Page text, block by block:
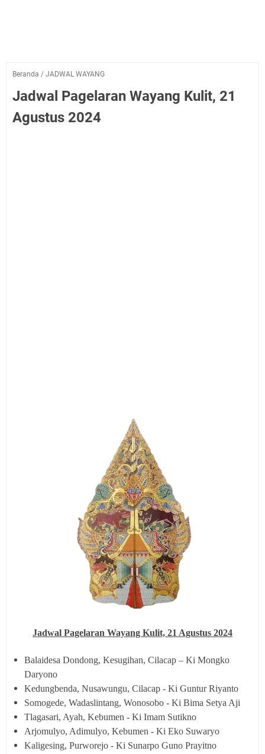
Beranda / JADWAL WAYANG
Jadwal Pagelaran Wayang Kulit, 21
Agustus 2024
Jadwal Pagelaran Wayang Kulit, 21 Agustus 2024
Balaidesa Dondong, Kesugihan, Cilacap – Ki Mongko
Daryono
Kedungbenda, Nusawungu, Cilacap - Ki Guntur Riyanto
Somogede, Wadaslintang, Wonosobo - Ki Bima Setya Aji
Tlagasari, Ayah, Kebumen - Ki Imam Sutikno
Arjomulyo, Adimulyo, Kebumen - Ki Eko Suwaryo
Kaligesing, Purworejo - Ki Sunarpo Guno Prayitno